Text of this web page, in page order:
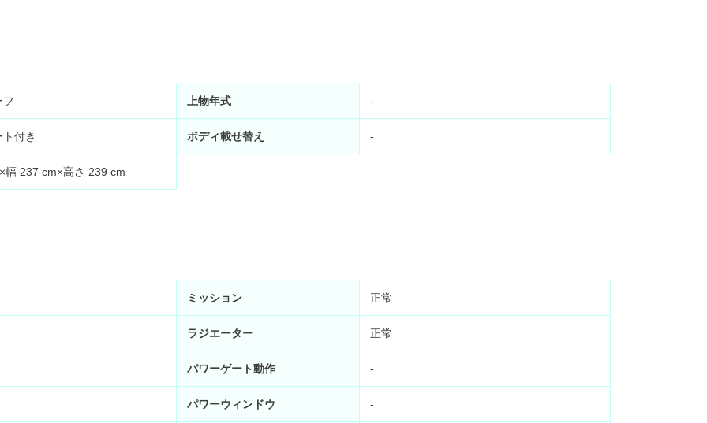
上物年式 -
付き ボディ載せ替え -
幅 237 cm×高さ 239 cm
ミッション 正常
ラジエーター 正常
パワーゲート動作 -
パワーウィンドウ -